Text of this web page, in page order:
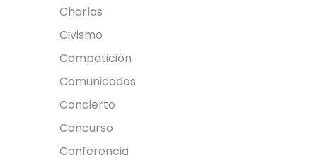
Charlas
Civismo
Competición
Comunicados
Concierto
Concurso
Conferencia